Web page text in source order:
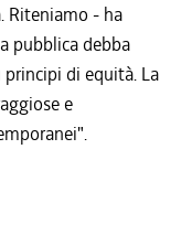
Riteniamo - ha
pubblica debba
principi di equità. La
e